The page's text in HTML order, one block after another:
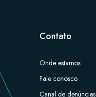
Contato
Onde estamos
Fale conosco
Canal de denúncias